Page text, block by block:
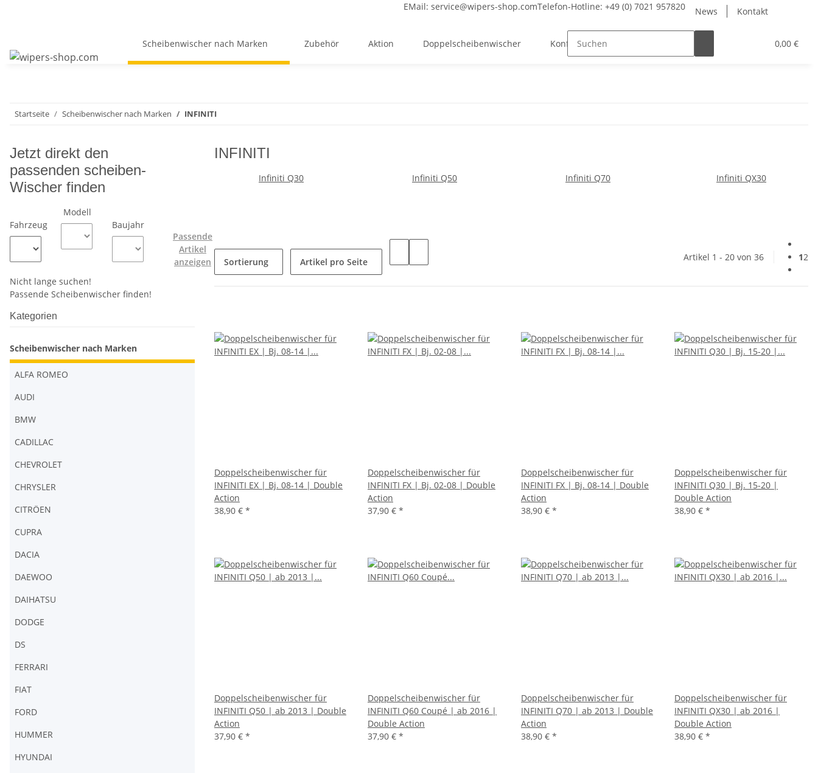
EMail: service@wipers-shop.comTelefon-Hotline: +49 (0) 7021 957820 News Kontakt
0,00 €
Scheibenwischer nach Marken Zubehör Aktion Doppelscheibenwischer Konfigurator
Startseite Scheibenwischer nach Marken INFINITI
INFINITI
Infiniti Q30 Infiniti Q50 Infiniti Q70 Infiniti QX30
Sortierung Artikel pro Seite Artikel 1 - 20 von 36 12
Doppelscheibenwischer für
INFINITI EX | Bj. 08-14 | Double
Action
38,90 € *
Doppelscheibenwischer für
INFINITI FX | Bj. 02-08 | Double
Action
37,90 € *
Doppelscheibenwischer für
INFINITI FX | Bj. 08-14 | Double
Action
38,90 € *
Doppelscheibenwischer für
INFINITI Q30 | Bj. 15-20 |
Double Action
38,90 € *
Doppelscheibenwischer für
INFINITI Q50 | ab 2013 | Double
Action
37,90 € *
Doppelscheibenwischer für
INFINITI Q60 Coupé | ab 2016 |
Double Action
37,90 € *
Doppelscheibenwischer für
INFINITI Q70 | ab 2013 | Double
Action
38,90 € *
Doppelscheibenwischer für
INFINITI QX30 | ab 2016 |
Double Action
38,90 € *
Jetzt direkt den
passenden scheiben-
Wischer finden
Fahrzeug
Modell
Baujahr
Passende
Artikel
anzeigen
Nicht lange suchen!
Passende Scheibenwischer finden!
Kategorien
Scheibenwischer nach Marken
ALFA ROMEO
AUDI
BMW
CADILLAC
CHEVROLET
CHRYSLER
CITRÖEN
CUPRA
DACIA
DAEWOO
DAIHATSU
DODGE
DS
FERRARI
FIAT
FORD
HUMMER
HYUNDAI